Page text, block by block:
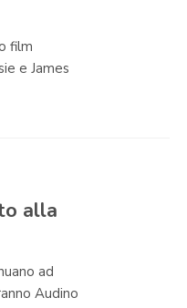
film
e James
alla
ad
Audino